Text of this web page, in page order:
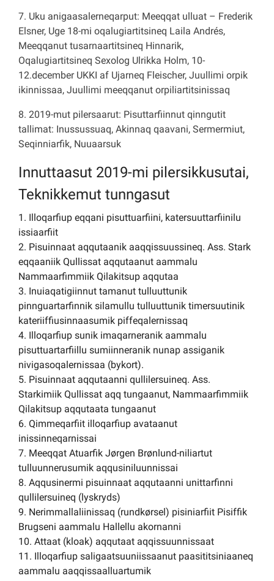
7. Uku anigaasalerneqarput: Meeqqat ulluat – Frederik
Elsner, Uge 18-mi oqalugiartitsineq Laila Andrés,
Meeqqanut tusarnaartitsineq Hinnarik,
Oqalugiartitsineq Sexolog Ulrikka Holm, 10-
12.december UKKI af Ujarneq Fleischer, Juullimi orpik
ikinnissaa, Juullimi meeqqanut orpiliartitsinissaq
8. 2019-mut pilersaarut: Pisuttarfiinnut qinngutit
tallimat: Inussussuaq, Akinnaq qaavani, Sermermiut,
Seqinniarfik, Nuuaarsuk
Innuttaasut 2019-mi pilersikkusutai,
Teknikkemut tunngasut
1. Illoqarfiup eqqani pisuttuarfiini, katersuuttarfiinilu
issiaarfiit
2. Pisuinnaat aqqutaanik aaqqissuussineq. Ass. Stark
eqqaaniik Qullissat aqqutaanut aammalu
Nammaarfimmiik Qilakitsup aqqutaa
3. Inuiaqatigiinnut tamanut tulluuttunik
pinnguartarfinnik silamullu tulluuttunik timersuutinik
kateriiffiusinnaasumik piffeqalernissaq
4. Illoqarfiup sunik imaqarneranik aammalu
pisuttuartarfiillu sumiinneranik nunap assiganik
nivigasoqalernissaa (bykort).
5. Pisuinnaat aqqutaanni qullilersuineq. Ass.
Starkimiik Qullissat aqq tungaanut, Nammaarfimmiik
Qilakitsup aqqutaata tungaanut
6. Qimmeqarfiit illoqarfiup avataanut
inissinneqarnissai
7. Meeqqat Atuarfik Jørgen Brønlund-niliartut
tulluunnerusumik aqqusiniluunnissai
8. Aqqusinermi pisuinnaat aqqutaanni unittarfinni
qullilersuineq (lyskryds)
9. Nerimmallaliinissaq (rundkørsel) pisiniarfiit Pisiffik
Brugseni aammalu Hallellu akornanni
10. Attaat (kloak) aqqutaat aqqissuunnissaat
11. Illoqarfiup saligaatsuuniissaanut paasititsiniaaneq
aammalu aaqqissaalluartumik